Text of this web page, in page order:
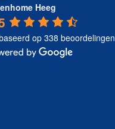
Heeg
op 338 beoordelingen